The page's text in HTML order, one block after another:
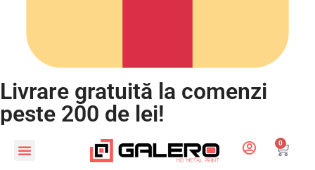
Livrare gratuită la comenzi
peste 200 de lei!
0